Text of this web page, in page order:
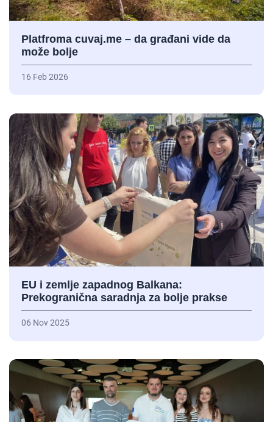
Platfroma cuvaj.me – da građani vide da
može bolje
16 Feb 2026
EU i zemlje zapadnog Balkana:
Prekogranična saradnja za bolje prakse
06 Nov 2025